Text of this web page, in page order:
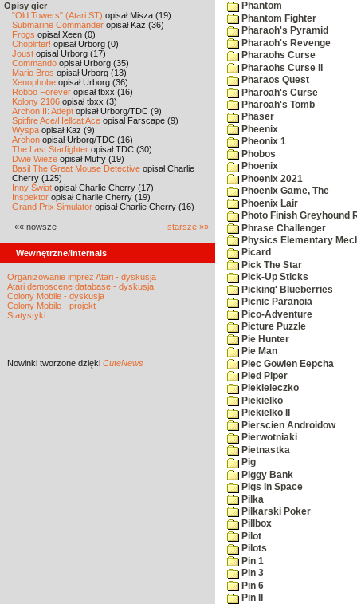
Opisy gier
"Old Towers" (Atari ST) opisał Misza (19)
Submarine Commander opisał Kaz (36)
Frogs opisał Xeen (0)
Choplifter! opisał Urborg (0)
Joust opisał Urborg (17)
Commando opisał Urborg (35)
Mario Bros opisał Urborg (13)
Xenophobe opisał Urborg (36)
Robbo Forever opisał tbxx (16)
Kolony 2106 opisał tbxx (3)
Archon II: Adept opisał Urborg/TDC (9)
Spitfire Ace/Hellcat Ace opisał Farscape (9)
Wyspa opisał Kaz (9)
Archon opisał Urborg/TDC (16)
The Last Starfighter opisał TDC (30)
Dwie Wieże opisał Muffy (19)
Basil The Great Mouse Detective opisał Charlie
Cherry (125)
Inny Świat opisał Charlie Cherry (17)
Inspektor opisał Charlie Cherry (19)
Grand Prix Simulator opisał Charlie Cherry (16)
«« nowsze starsze »»
Wewnętrzne/Internals
Organizowanie imprez Atari - dyskusja
Atari demoscene database - dyskusja
Colony Mobile - dyskusja
Colony Mobile - projekt
Statystyki
Nowinki tworzone dzięki CuteNews
Phantom
Phantom Fighter
Pharaoh's Pyramid
Pharaoh's Revenge
Pharaohs Curse
Pharaohs Curse II
Pharaos Quest
Pharoah's Curse
Pharoah's Tomb
Phaser
Pheenix
Pheonix 1
Phobos
Phoenix
Phoenix 2021
Phoenix Game, The
Phoenix Lair
Photo Finish Greyhound
Phrase Challenger
Physics Elementary
Picard
Pick The Star
Pick-Up Sticks
Picking' Blueberries
Picnic Paranoia
Pico-Adventure
Picture Puzzle
Pie Hunter
Pie Man
Piec Gowien Eepcha
Pied Piper
Piekieleczko
Piekielko
Piekielko II
Pierscien Androidow
Pierwotniaki
Pietnastka
Pig
Piggy Bank
Pigs In Space
Pilka
Pilkarski Poker
Pillbox
Pilot
Pilots
Pin 1
Pin 3
Pin 6
Pin II